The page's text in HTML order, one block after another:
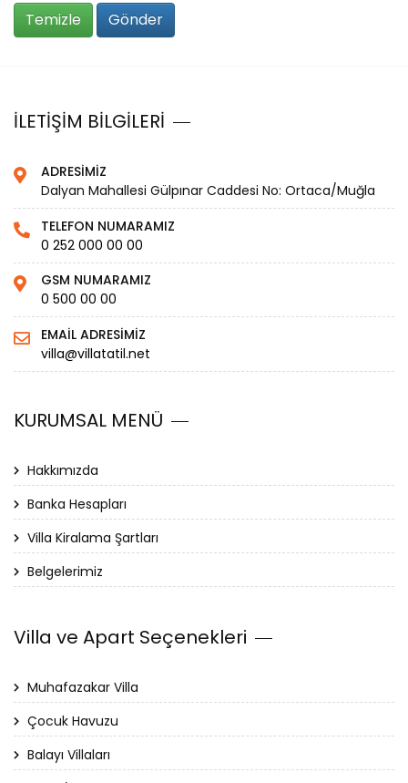
Temizle Gönder
İLETİŞİM BİLGİLERİ
ADRESİMİZ
Dalyan Mahallesi Gülpınar Caddesi No: Ortaca/Muğla
TELEFON NUMARAMIZ
0 252 000 00 00
GSM NUMARAMIZ
0 500 00 00
EMAİL ADRESİMİZ
villa@villatatil.net
KURUMSAL MENÜ
Hakkımızda
Banka Hesapları
Villa Kiralama Şartları
Belgelerimiz
Villa ve Apart Seçenekleri
Muhafazakar Villa
Çocuk Havuzu
Balayı Villaları